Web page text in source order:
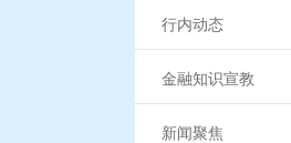
行内动态
金融知识宣教
新闻聚焦